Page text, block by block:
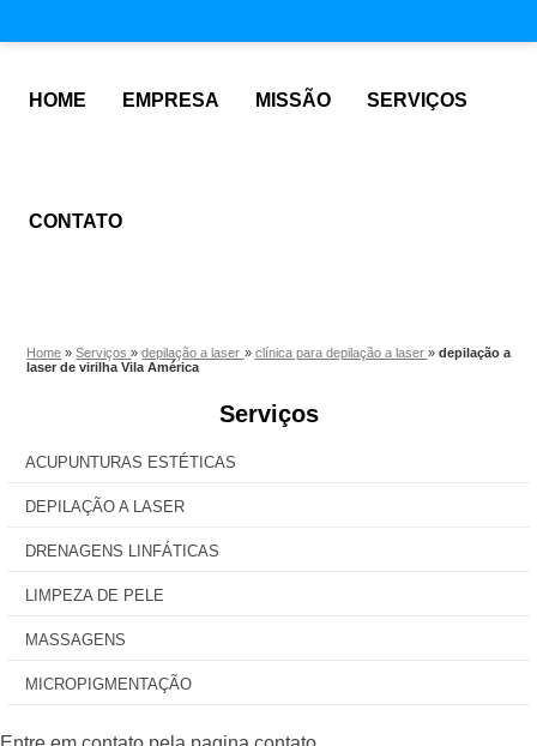
HOME EMPRESA MISSÃO SERVIÇOS
CONTATO
Home »Serviços»depilação a laser » clínica para depilação a laser » depilação a
laser de virilha Vila América
Serviços
ACUPUNTURAS ESTÉTICAS
DEPILAÇÃO A LASER
DRENAGENS LINFÁTICAS
LIMPEZA DE PELE
MASSAGENS
MICROPIGMENTAÇÃO